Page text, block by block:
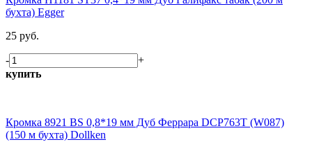
бухта) Egger
25 руб.
-
+
купить
Кромка 8921 BS 0,8*19 мм Дуб Феррара DCP763T (W087)
(150 м бухта) Dollken